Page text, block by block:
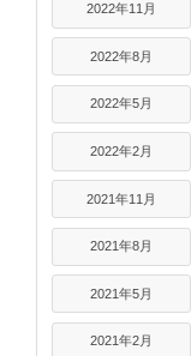
2022年11月
2022年8月
2022年5月
2022年2月
2021年11月
2021年8月
2021年5月
2021年2月